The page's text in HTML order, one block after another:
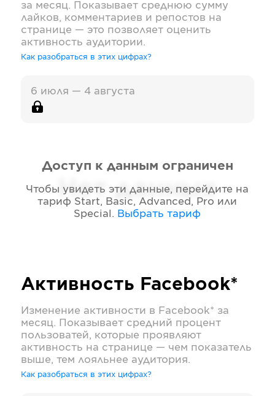
за месяц. Показывает среднюю сумму
лайков, комментариев и репостов на
странице — это позволяет оценить
активность аудитории.
Как разобраться в этих цифрах?
6 июля — 4 августа
Нет данных
Доступ к данным ограничен
Чтобы увидеть эти данные, перейдите на
тариф Start, Basic, Advanced, Pro или
Special . Выбрать тариф
Активность Facebook*
Изменение активности в Facebook* за
месяц. Показывает средний процент
пользоватей, которые проявляют
активность на странице — чем показатель
выше, тем лояльнее аудитория.
Как разобраться в этих цифрах?